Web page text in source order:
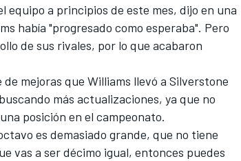
equipo a principios de este mes, dijo en una
había "progresado como esperaba". Pero
de sus rivales, por lo que acabaron
mejoras que Williams llevó a Silverstone
más actualizaciones, ya que no
posición en el campeonato.
es demasiado grande, que no tiene
vas a serdécimo igual, entonces puedes